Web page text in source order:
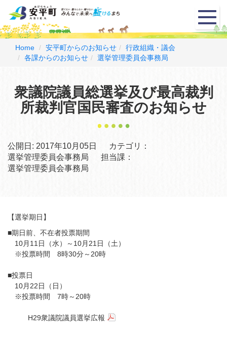
メ
ニ
ュ
Home 安平町からのお知らせ
行政組織・議会
各課からのお知らせ
選挙管理委員会事務局
衆議院議員総選挙及び最高裁判
所裁判官国民審査のお知らせ
公開日: 2017年10月05日
カテゴリ：
選挙管理委員会事務局
担当課：
選挙管理委員会事務局
【選挙期日】
■期日前、不在者投票期間
10月11日（水）～10月21日（土）
※投票時間 8時30分～20時
■投票日
10月22日（日）
※投票時間 7時～20時
H29衆議院議員選挙広報